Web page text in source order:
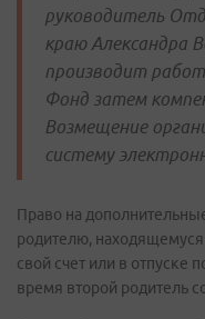
руководитель
краю Александра
производит
Фонд затем
Возмещение
систему
Право на
родителю, находящемуся
свой счет или в отпуске
время второй родитель